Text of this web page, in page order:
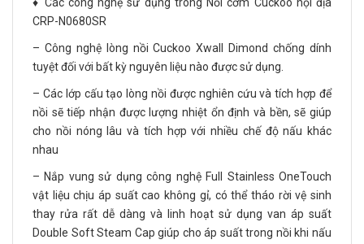
CRP-N0680SR
– Công nghệ lòng nồi Cuckoo Xwall Dimond chống dính
tuyệt đối với bất kỳ nguyên liệu nào được sử dụng.
– Các lớp cấu tạo lòng nồi được nghiên cứu và tích hợp để
nồi sẽ tiếp nhận được lượng nhiệt ổn định và bền, sẽ giúp
cho nồi nóng lâu và tích hợp với nhiều chế độ nấu khác
nhau
– Nắp vung sử dụng công nghệ Full Stainless OneTouch
vật liệu chịu áp suất cao không gỉ, có thể tháo rời vệ sinh
thay rửa rất dễ dàng và linh hoạt sử dụng van áp suất
Double Soft Steam Cap giúp cho áp suất trong nồi khi nấu